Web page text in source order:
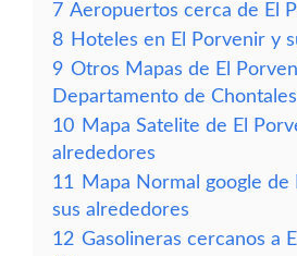
7 Aeropuertos cerca de El
8 Hoteles en El Porvenir y
9 Otros Mapas de El
Departamento de
10 Mapa Satelite de El
alrededores
11
Mapa Normal google de
sus alrededores
12 Gasolineras cercanos a